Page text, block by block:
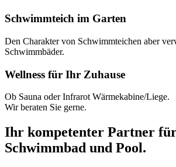
Schwimmteich im Garten
Den Charakter von Schwimmteichen aber
Schwimmbäder.
Wellness für Ihr Zuhause
Ob Sauna oder Infrarot Wärmekabine/Liege.
Wir beraten Sie gerne.
Ihr kompetenter Partner
Schwimmbad und Pool.